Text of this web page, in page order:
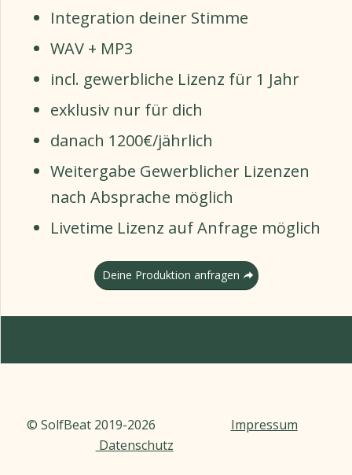
Integration deiner Stimme
WAV + MP3
incl. gewerbliche Lizenz für 1 Jahr
exklusiv nur für dich
danach 1200€/jährlich
Weitergabe Gewerblicher Lizenzen
nach Absprache möglich
Livetime Lizenz auf Anfrage möglich
Deine Produktion anfragen
© SolfBeat 2019-2026 Impressum
Datenschutz